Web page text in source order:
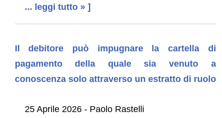
... leggi tutto » ]
Il debitore può impugnare la cartella di
pagamento della quale sia venuto a
conoscenza solo attraverso un estratto di ruolo
25 Aprile 2026 - Paolo Rastelli